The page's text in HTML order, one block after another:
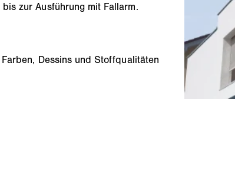
zur Ausführung mit Fallarm.
Dessins und Stoffqualitäten